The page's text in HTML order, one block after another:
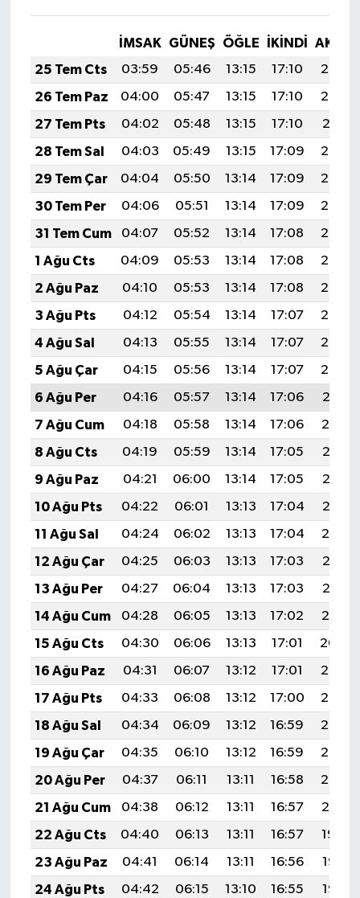
İMSAK GÜNEŞ ÖĞLE İKINDI
25 Tem Cts
03:59 05:46 13:15 17:10
20:33
26 Tem Paz
04:00 05:47 13:15 17:10
20:32
27 Tem Pts
04:02 05:48 13:15 17:10
20:31
28 Tem Sal
04:03 05:49 13:15 17:09
20:30
29 Tem Çar
04:04 05:50 13:14 17:09
20:29
30 Tem Per
04:06 05:51 13:14 17:09
20:28
31 Tem Cum
04:07 05:52 13:14 17:08
20:27
1 Ağu Cts
04:09 05:53 13:14 17:08
20:26
2 Ağu Paz
04:10 05:53 13:14 17:08
20:25
3 Ağu Pts
04:12 05:54 13:14 17:07
20:24
4 Ağu Sal
04:13 05:55 13:14 17:07
20:23
5 Ağu Çar
04:15 05:56 13:14 17:07
20:22
6 Ağu Per
04:16 05:57 13:14 17:06
20:21
7 Ağu Cum
04:18 05:58 13:14 17:06
20:19
8 Ağu Cts
04:19 05:59 13:14 17:05
20:18
9 Ağu Paz
04:21 06:00 13:14 17:05
20:17
10 Ağu Pts
04:22 06:01 13:13 17:04
20:16
11 Ağu Sal
04:24 06:02 13:13 17:04
20:14
12 Ağu Çar
04:25 06:03 13:13 17:03
20:13
13 Ağu Per
04:27 06:04 13:13 17:03
20:12
14 Ağu Cum
04:28 06:05 13:13 17:02
20:10
15 Ağu Cts
04:30 06:06 13:13 17:01
20:09
16 Ağu Paz
04:31 06:07 13:12 17:01
20:08
17 Ağu Pts
04:33 06:08 13:12 17:00
20:06
18 Ağu Sal
04:34 06:09 13:12 16:59
20:05
19 Ağu Çar
04:35 06:10 13:12 16:59
20:03
20 Ağu Per
04:37 06:11 13:11 16:58
20:02
21 Ağu Cum
04:38 06:12 13:11 16:57
20:01
22 Ağu Cts
04:40 06:13 13:11 16:57
19:59
23 Ağu Paz
04:41 06:14 13:11 16:56
19:58
24 Ağu Pts
04:42 06:15 13:10 16:55
19:56